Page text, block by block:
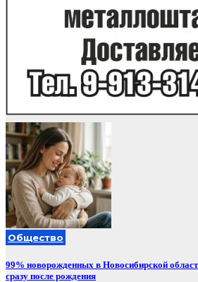
Общество
99% новорожденных в Новосибирской
сразу после рождения